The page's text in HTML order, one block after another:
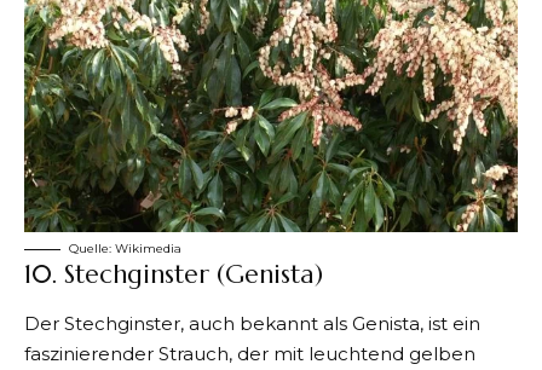
Quelle: Wikimedia
10. Stechginster (Genista)
Der Stechginster, auch bekannt als Genista, ist ein
faszinierender Strauch, der mit leuchtend gelben